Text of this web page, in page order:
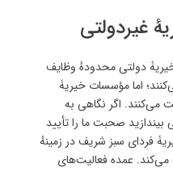
غیردولتی
دولتی محدودهٔ وظایف
اما مؤسسات خیریۀ
می‌کنند. اگر نگاهی به
صحبت ما را تأیید
فردای سبز شریف در زمینهٔ
عمده فعالیت‌های